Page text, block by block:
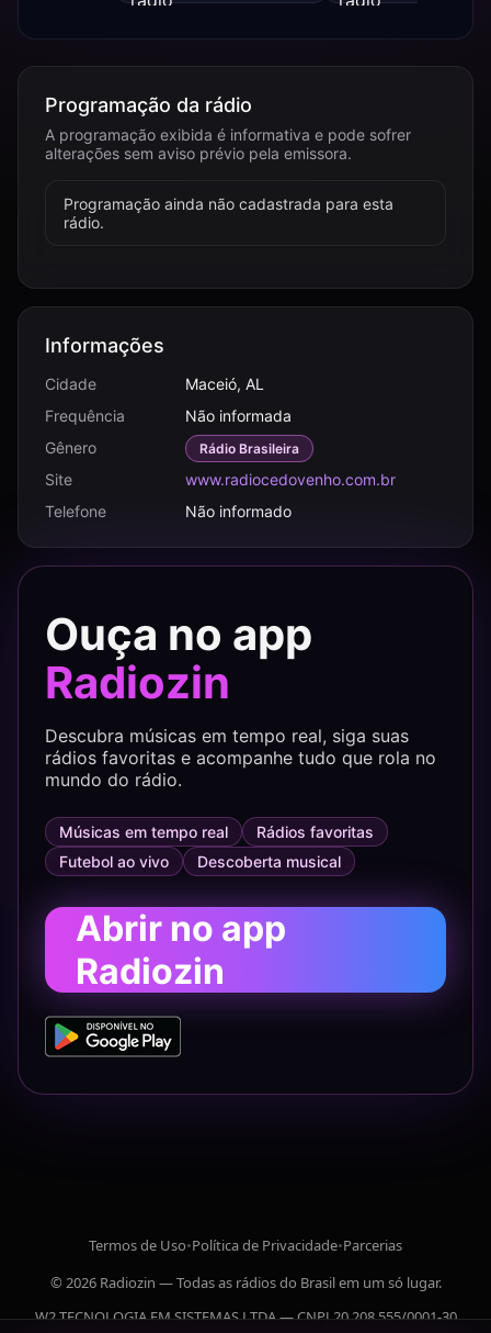
Programação da rádio
A programação exibida é informativa e pode sofrer
alterações sem aviso prévio pela emissora.
Programação ainda não cadastrada para esta
rádio.
Informações
Cidade
Maceió, AL
Frequência
Não informada
Gênero
Rádio Brasileira
Site
www.radiocedovenho.com.br
Telefone
Não informado
Ouça no app
Radiozin
Descubra músicas em tempo real, siga suas
rádios favoritas e acompanhe tudo que rola no
mundo do rádio.
Músicas em tempo real
Rádios favoritas
Futebol ao vivo
Descoberta musical
Abrir no app
Radiozin
Termos de Uso•Política de Privacidade•Parcerias
© 2026 Radiozin — Todas as rádios do Brasil em um só lugar.
W2 TECNOLOGIA EM SISTEMAS LTDA — CNPJ 20.208.555/0001-30